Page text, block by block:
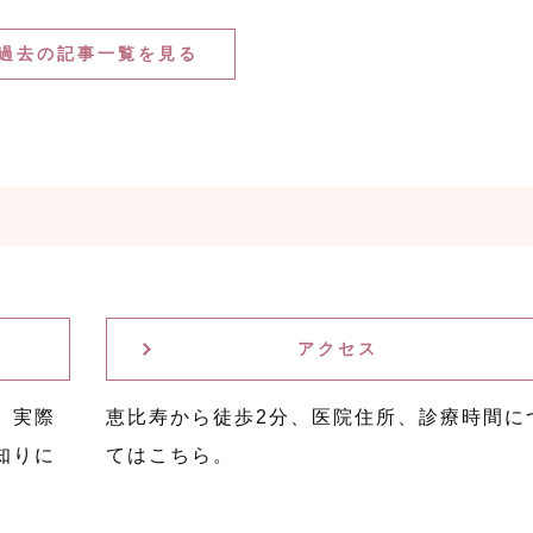
去の記事一覧を見る
実際
りに
アクセス
恵比寿から徒歩2分、医院住所、診療時間に
てはこちら。